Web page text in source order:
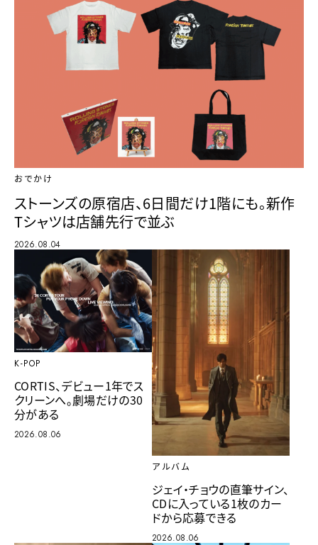
おでかけ
ストーンズの原宿店、6日間だけ1階にも。新作
Tシャツは店舗先行で並ぶ
2026.08.04
K-POP
CORTIS、デビュー1年でス
クリーンへ。劇場だけの30
分がある
2026.08.06
アルバム
ジェイ・チョウの直筆サイン、
CDに入っている1枚のカー
ドから応募できる
2026.08.06